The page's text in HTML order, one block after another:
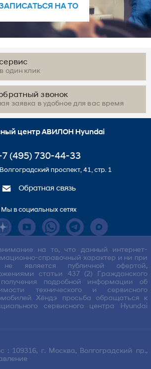
НА ТО
один клик
звонок
заявка в удобное для вас время
центр АВИЛОН Hyundai
(495) 730-44-33
проспект, 41, стр. 1
Обратная связь
Мы в социальных сетях
на то, что данный интернет-
справочный характер и ни при
является публичной офертой,
статьи 437 (2) Гражданского
подробной информации об
технического и сервисного
Хёндэ просьба обращаться к
сервисного центра Hyundai
: 109316, г. Москва, Волгоградский пр.,